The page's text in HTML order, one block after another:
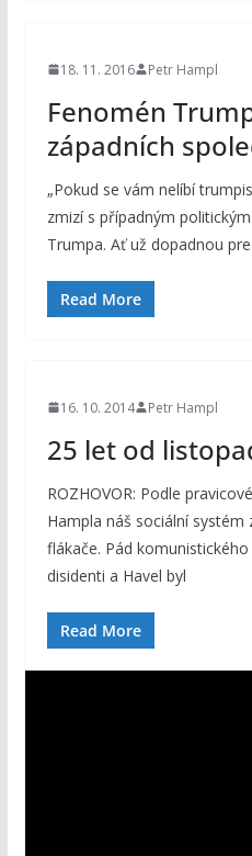
18. 11. 2016 Petr Hampl
Fenomén
západních
„Pokud se vám nelíbí
zmizí s případným
Trumpa. Ať už dopadnou
Read More
16. 10. 2014 Petr Hampl
25 let od
ROZHOVOR: Podle
Hampla náš sociální
flákače. Pád
disidenti a Havel byl
Read More